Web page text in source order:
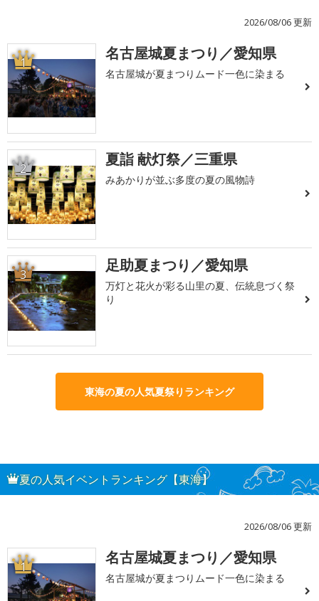
2026/08/06 更新
1 名古屋城夏まつり／愛知県
名古屋城が夏まつりムード一色に染まる
2 夏詣 献灯祭／三重県
みあかりが並ぶ多度の夏の風物詩
3 足助夏まつり／愛知県
万灯と花火が彩る山里の夏、伝統息づく祭
り
東海の夏の人気夏祭りランキング
夏の人気イベントランキング【東海】
2026/08/06 更新
1 名古屋城夏まつり／愛知県
名古屋城が夏まつりムード一色に染まる